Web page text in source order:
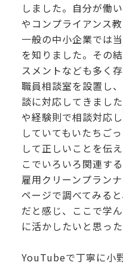
しました。自分が働
やコンプライアンス
一般の中小企業では
を知りました。その
スメントなども多く
職員相談室を設置し
談に対応してきまし
や経験則で相談対応
していてもいたちご
して正しいことを伝
こでいろいろ関連す
雇用クリーンプラン
ページで調べてみる
だと感じ、ここで学
に活かしたいと思った
YouTubeで丁寧に小